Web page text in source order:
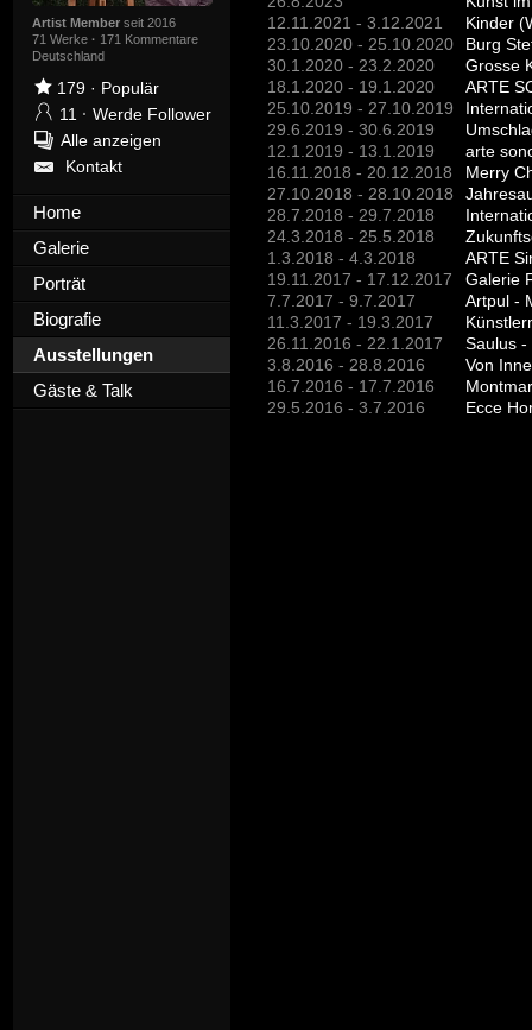
Artist Memberseit 2016
71 Werke · 171 Kommentare
Deutschland
179· Populär
11 · Werde Follower
Alle anzeigen
Kontakt
Home
Galerie
Porträt
Biografie
Ausstellungen
Gäste & Talk
12.11.2021 - 3.12.2021
Kinder
23.10.2020 - 25.10.2020
Burg
30.1.2020 - 23.2.2020
Grosse
18.1.2020 - 19.1.2020
25.10.2019 - 27.10.2019
29.6.2019 - 30.6.2019
12.1.2019 - 13.1.2019
arte
16.11.2018 - 20.12.2018
Merry
27.10.2018 - 28.10.2018
28.7.2018 - 29.7.2018
24.3.2018 - 25.5.2018
1.3.2018 - 4.3.2018
ARTE
19.11.2017 - 17.12.2017
Galerie
7.7.2017 - 9.7.2017
Artpul -
11.3.2017 - 19.3.2017
26.11.2016 - 22.1.2017
Saulus -
3.8.2016 - 28.8.2016
Von
16.7.2016 - 17.7.2016
29.5.2016 - 3.7.2016
Ecce